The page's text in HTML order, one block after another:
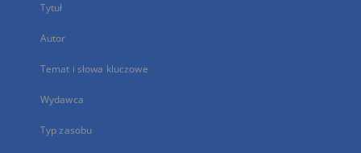
Tytuł
Autor
Temat i słowa kluczowe
Wydawca
Typ zasobu